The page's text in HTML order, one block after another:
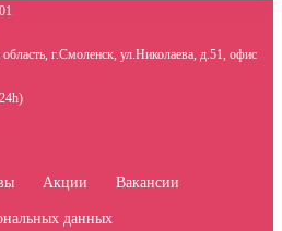
г.Смоленск, ул.Николаева, д.51, офис
Акции Вакансии
данных